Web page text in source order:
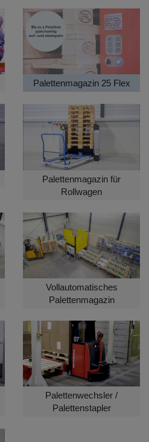
Palettenmagazin 25 Flex
Palettenmagazin für
Rollwagen
Vollautomatisches
Palettenmagazin
Palettenwechsler /
Palettenstapler